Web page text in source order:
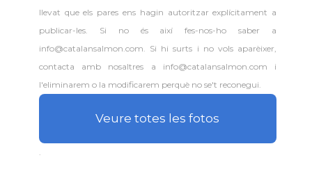
llevat que els pares ens hagin autoritzar explícitament a
publicar-les. Si no és així fes-nos-ho saber a
info@catalansalmon.com. Si hi surts i no vols aparèixer,
contacta amb nosaltres a info@catalansalmon.com i
l'eliminarem o la modificarem perquè no se't reconegui.
Veure totes les fotos